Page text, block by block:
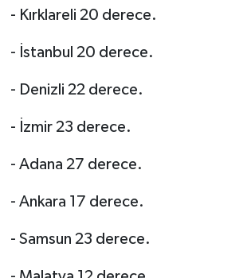
- Kırklareli 20 derece.
- İstanbul 20 derece.
- Denizli 22 derece.
- İzmir 23 derece.
- Adana 27 derece.
- Ankara 17 derece.
- Samsun 23 derece.